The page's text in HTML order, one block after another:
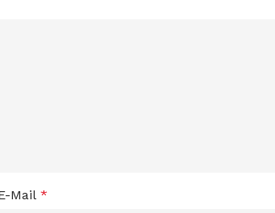
Mail *